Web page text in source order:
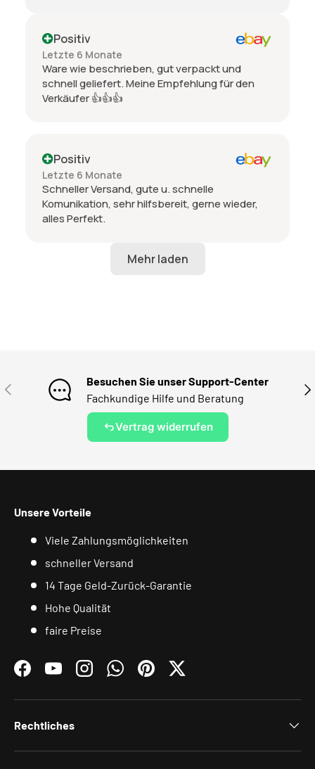
Positiv
Letzte 6 Monate
Ware wie beschrieben, gut verpackt und
schnell geliefert. Meine Empfehlung für den
Verkäufer 👍👍👍
Positiv
Letzte 6 Monate
Schneller Versand, gute u. schnelle
Komunikation, sehr hilfsbereit, gerne wieder,
alles Perfekt.
VORHERIGE
Besuchen Sie unser Support-Center
Fachkundige Hilfe und Beratung
Vertrag widerrufen
Unsere Vorteile
Viele Zahlungsmöglichkeiten
schneller Versand
14 Tage Geld-Zurück-Garantie
Hohe Qualität
faire Preise
FacebookYouTubeInstagramWhatsAppPinterestTwitter
Rechtliches